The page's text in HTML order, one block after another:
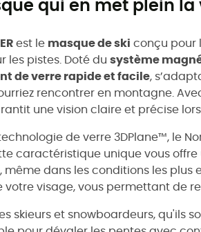
qui en met plein la
est le masque de ski conçu pour
les pistes. Doté du système
de verre rapide et facile,
rencontrer en montagne.
une vision claire et précise
de verre 3DPlane™, le
caractéristique unique vous offre
même dans les conditions les plus
votre visage, vous permettant de
skieurs et snowboardeurs, qu'ils